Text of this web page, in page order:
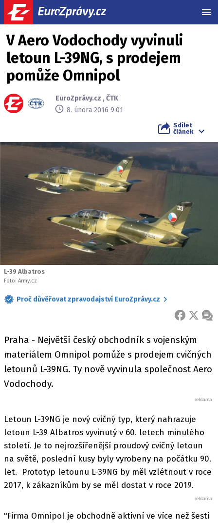
V Aero Vodochody vyvinuli
letoun L-39NG, s prodejem
pomůže Omnipol
EuroZprávy.cz ,ČTK
8. února 2016 9:01
Sdílet
článek
L-39 Albatros
Foto: Army.cz
Proč důvěřovat zpravodajství EuroZprávy.cz
FACEBOOK
X
Praha - Největší český obchodník s vojenským
materiálem Omnipol pomůže s prodejem cvičných
letounů L-39NG. Ty nově vyvinula společnost Aero
Vodochody.
Letoun L-39NG je nový cvičný typ, který nahrazuje
letoun L-39 Albatros vyvinutý v 60. letech minulého
století. Je to nejrozšířenější proudový cvičný letoun
na světě, poslední kusy byly vyrobeny na počátku 90.
let. Prototyp letounu L-39NG by měl vzlétnout v roce
2017, k zákazníkům by se měl dostat v roce 2019.
"Firma Omnipol je obchodně aktivní ve více než šesti